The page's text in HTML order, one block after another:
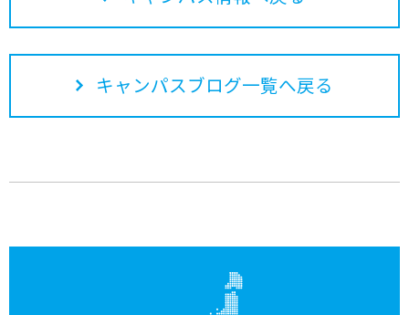
キャンパスブログ一覧へ戻る